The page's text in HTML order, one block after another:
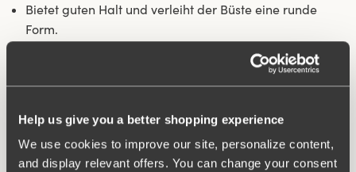
Help us give you a better shopping experience
We use cookies to improve our site, personalize content,
and display relevant offers. You can change your consent
Bietet guten Halt und verleiht der Büste eine runde
Form.
Breite gepolsterte Träger entlasten die Schultern.
Waschanleitungen: Handwäsche
Artikel-ID 206482
Verschluss: B-D 70-85: 4 Haken übereinander. B-D 90-